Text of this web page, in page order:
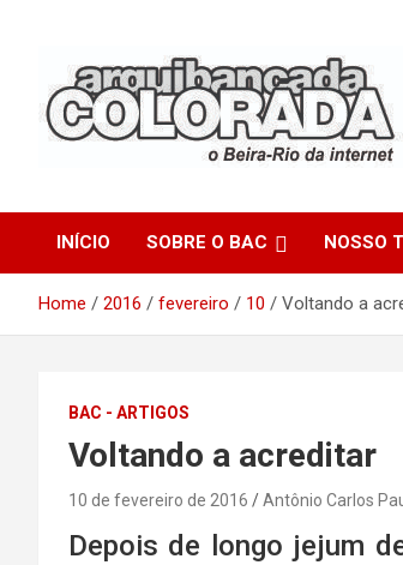
Arquibancada
INÍCIO SOBRE O BAC NOSSO
Home 2016 fevereiro 10 Voltando a
BAC - ARTIGOS
Voltando a acreditar
10 de fevereiro de 2016 Antônio Carlos
Depois de longo jejum